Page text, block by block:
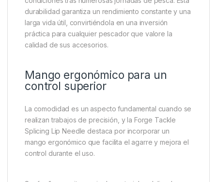
Fabricada con materiales de alta calidad, esta aguja
ha sido diseñada para soportar un uso frecuente en
entornos exigentes. Su cuerpo metálico ofrece una
excelente resistencia a la flexión, permitiendo
Además, los componentes resistentes a la corrosión
ayudan a mantener la herramienta en perfectas
condiciones tras numerosas jornadas de pesca. Esta
durabilidad garantiza un rendimiento constante y una
larga vida útil, convirtiéndola en una inversión
práctica para cualquier pescador que valore la